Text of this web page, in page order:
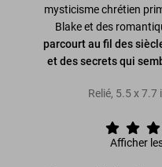
mysticisme chrétien
Blake et des
parcourt au fil des
et des secrets qui
Relié, 5.5x7.7
Afficher